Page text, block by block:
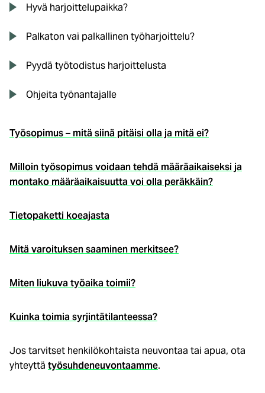
Hyvä harjoittelupaikka?
Palkaton vai palkallinen työharjoittelu?
Pyydä työtodistus harjoittelusta
Ohjeita työnantajalle
Työsopimus – mitä siinä pitäisi olla ja mitä ei?
Milloin työsopimus voidaan tehdä määräaikaiseksi ja
montako määräaikaisuutta voi olla peräkkäin?
Tietopaketti koeajasta
Mitä varoituksen saaminen merkitsee?
Miten liukuva työaika toimii?
Kuinka toimia syrjintätilanteessa?
Jos tarvitset henkilökohtaista neuvontaa tai apua, ota
yhteyttä työsuhdeneuvontaamme.